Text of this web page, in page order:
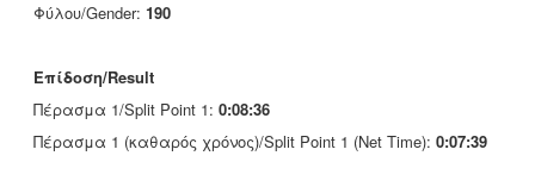
Φύλου/Gender: 190
Επίδοση/Result
Πέρασμα 1/Split Point 1: 0:08:36
Πέρασμα 1 (καθαρός χρόνος)/Split Point 1 (Net Time): 0:07:39